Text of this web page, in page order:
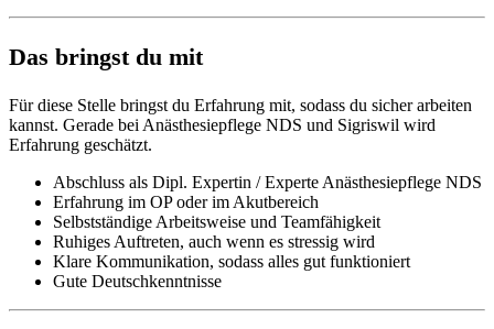
Das bringst du mit
Für diese Stelle bringst du Erfahrung mit, sodass du sicher arbeiten
kannst. Gerade bei Anästhesiepflege NDS und Sigriswil wird
Erfahrung geschätzt.
Abschluss als Dipl. Expertin / Experte Anästhesiepflege NDS
Erfahrung im OP oder im Akutbereich
Selbstständige Arbeitsweise und Teamfähigkeit
Ruhiges Auftreten, auch wenn es stressig wird
Klare Kommunikation, sodass alles gut funktioniert
Gute Deutschkenntnisse